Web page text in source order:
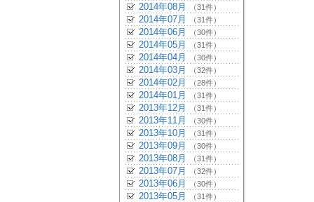
2014年08月 （31件）
2014年07月 （31件）
2014年06月 （30件）
2014年05月 （31件）
2014年04月 （30件）
2014年03月 （32件）
2014年02月 （28件）
2014年01月 （31件）
2013年12月 （31件）
2013年11月 （30件）
2013年10月 （31件）
2013年09月 （30件）
2013年08月 （31件）
2013年07月 （32件）
2013年06月 （30件）
2013年05月 （31件）